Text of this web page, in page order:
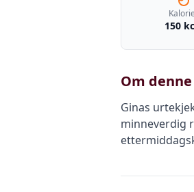
150
Om
Ginas
minneverdig